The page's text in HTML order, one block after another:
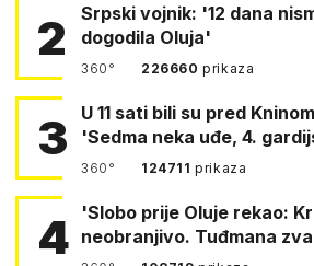
2
Srpski vojnik: '12 dana
dogodila Oluja'
360° 226660prikaza
3
U 11 sati bili su pred Kninom. Gotovina:
'Sedma neka uđe, 4.
360° 124711prikaza
4
'Slobo prije Oluje rekao:
neobranjivo. Tuđmana